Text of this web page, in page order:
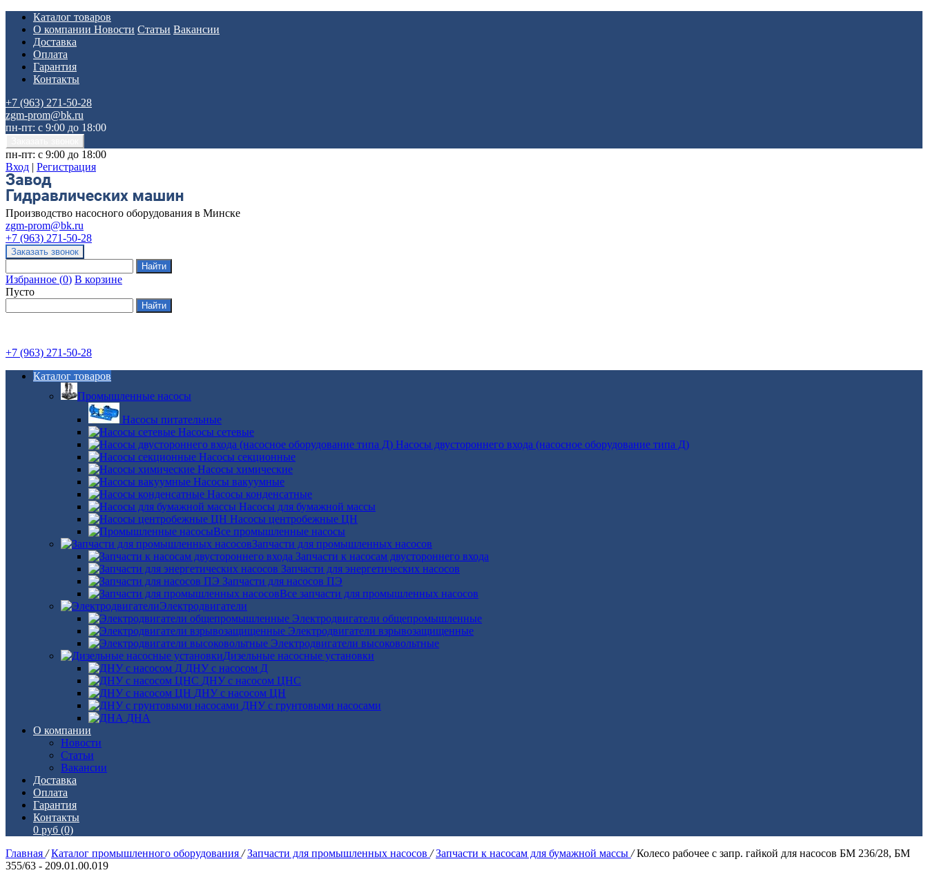
Каталог товаров
О компании Новости Статьи Вакансии
Доставка
Оплата
Гарантия
Контакты
+7 (963) 271-50-28
zgm-prom@bk.ru
пн-пт: с 9:00 до 18:00
пн-пт: с 9:00 до 18:00
Вход | Регистрация
Производство насосного оборудования в Минске
zgm-prom@bk.ru
+7 (963) 271-50-28
Избранное (0) В корзине
Пусто
+7 (963) 271-50-28
Каталог товаров
Промышленные насосы
Насосы питательные
Насосы сетевые
Насосы двустороннего входа (насосное оборудование типа Д)
Насосы секционные
Насосы химические
Насосы вакуумные
Насосы конденсатные
Насосы для бумажной массы
Насосы центробежные ЦН
Все промышленные насосы
Запчасти для промышленных насосов
Запчасти к насосам двустороннего входа
Запчасти для энергетических насосов
Запчасти для насосов ПЭ
Все запчасти для промышленных насосов
Электродвигатели
Электродвигатели общепромышленные
Электродвигатели взрывозащищенные
Электродвигатели высоковольтные
Дизельные насосные установки
ДНУ с насосом Д
ДНУ с насосом ЦНС
ДНУ с насосом ЦН
ДНУ с грунтовыми насосами
ДНА
О компании
Новости
Статьи
Вакансии
Доставка
Оплата
Гарантия
Контакты
0 руб (0)
Главная / Каталог промышленного оборудования / Запчасти для промышленных насосов / Запчасти к насосам для бумажной массы / Колесо рабочее с запр. гайкой для насосов БМ 236/28, БМ
355/63 - 209.01.00.019